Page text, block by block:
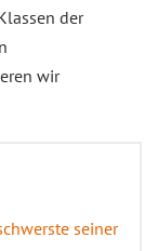
der
wir
seiner